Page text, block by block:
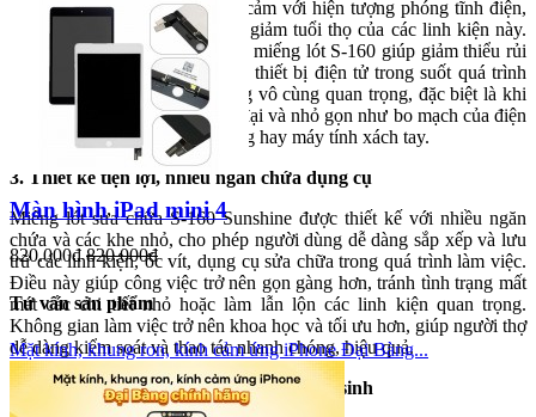
Các linh kiện điện tử rất nhạy cảm với hiện tượng phóng tĩnh điện,
có thể gây hỏng hóc hoặc làm giảm tuổi thọ của các linh kiện này.
Nhờ khả năng chống tĩnh điện, miếng lót S-160 giúp giảm thiểu rủi
ro này, bảo vệ an toàn cho các thiết bị điện tử trong suốt quá trình
sửa chữa. Đây là một tính năng vô cùng quan trọng, đặc biệt là khi
thao tác với các linh kiện hiện đại và nhỏ gọn như bo mạch của điện
thoại thông minh, máy tính bảng hay máy tính xách tay.
3. Thiết kế tiện lợi, nhiều ngăn chứa dụng cụ
Miếng lót sửa chữa S-160 Sunshine được thiết kế với nhiều ngăn
chứa và các khe nhỏ, cho phép người dùng dễ dàng sắp xếp và lưu
trữ các linh kiện, ốc vít, dụng cụ sửa chữa trong quá trình làm việc.
Điều này giúp công việc trở nên gọn gàng hơn, tránh tình trạng mất
mát các chi tiết nhỏ hoặc làm lẫn lộn các linh kiện quan trọng.
Không gian làm việc trở nên khoa học và tối ưu hơn, giúp người thợ
dễ dàng kiểm soát và thao tác nhanh chóng, hiệu quả.
4. Chất liệu silicon cao cấp, bền bỉ, dễ vệ sinh
Màn hình iPad mini 4
820.000đ820.000đ
Tư vấn sản phẩm
Mặt kính, khung ron, kính cảm ứng iPhone Đại Bàng...